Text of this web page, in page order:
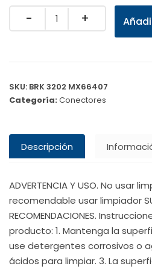
Quantity
SKU: BRK 3202 MX66407
Categoría:Conectores
Descripción
ADVERTENCIA Y USO. No usar
recomendable usar limpiador
RECOMENDACIONES.
producto: 1. Mantenga la
use detergentes corrosivos o
ácidos para limpiar. 3. La